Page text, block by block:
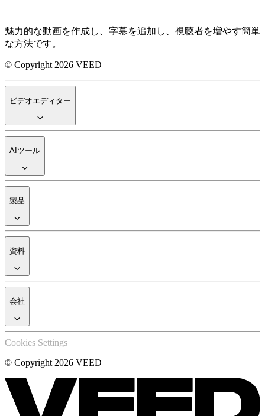
魅力的な動画を作成し、字幕を追加し、視聴者を増やす簡単
な方法です。
© Copyright 2026 VEED
ビデオエディター
AIツール
製品
資料
会社
Cookies Settings
© Copyright 2026 VEED